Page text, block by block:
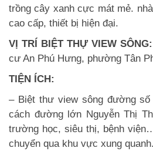
trồng cây xanh cực mát mẻ.
cao cấp, thiết bị hiện đại.
VỊ TRÍ BIỆT THỰ VIEW
cư An Phú Hưng, phường Tân
TIỆN ÍCH:
– Biệt thư view sông đường
cách đường lớn Nguyễn Thị
trường học, siêu thị, bệnh
chuyển qua khu vực xung quanh.